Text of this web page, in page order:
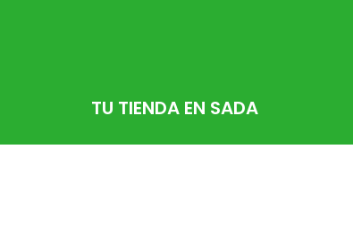
TU TIENDA EN SADA